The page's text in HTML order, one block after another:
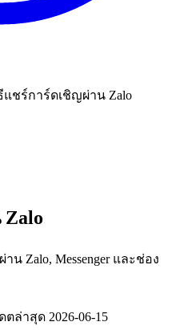
แชร์การ์ดเชิญผ่าน Zalo
Zalo, Messenger และช่อง
ตล่าสุด 2026-06-15